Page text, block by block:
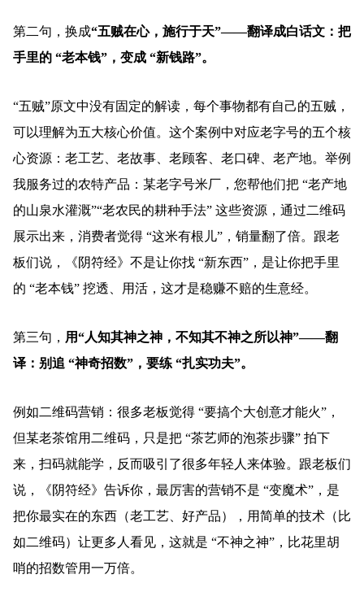
第二句，换成“五贼在心，施行于天”——翻译成白话文：把
手里的 “老本钱”，变成 “新钱路”。
“五贼”原文中没有固定的解读，每个事物都有自己的五贼，
可以理解为五大核心价值。这个案例中对应老字号的五个核
心资源：老工艺、老故事、老顾客、老口碑、老产地。举例
我服务过的农特产品：某老字号米厂，您帮他们把 “老产地
的山泉水灌溉”“老农民的耕种手法” 这些资源，通过二维码
展示出来，消费者觉得 “这米有根儿”，销量翻了倍。跟老
板们说，《阴符经》不是让你找 “新东西”，是让你把手里
的 “老本钱” 挖透、用活，这才是稳赚不赔的生意经。
第三句， 用“人知其神之神，不知其不神之所以神”——翻
译：别追 “神奇招数”，要练 “扎实功夫”。
例如二维码营销：很多老板觉得 “要搞个大创意才能火”，
但某老茶馆用二维码，只是把 “茶艺师的泡茶步骤” 拍下
来，扫码就能学，反而吸引了很多年轻人来体验。跟老板们
说，《阴符经》告诉你，最厉害的营销不是 “变魔术”，是
把你最实在的东西（老工艺、好产品），用简单的技术（比
如二维码）让更多人看见，这就是 “不神之神”，比花里胡
哨的招数管用一万倍。